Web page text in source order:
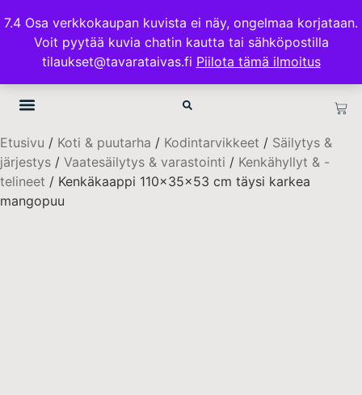
7.4 Osa verkkokaupan kuvista ei näy, ongelmaa korjataan.
Voit pyytää kuvia chatin kautta tai sähköpostilla
tilaukset@tavarataivas.fi Piilota tämä ilmoitus
ILMAINEN TOIMITUS 100€ TILAUKSISSA
TAVARATAIVAS.FI
Etusivu / Koti & puutarha / Kodintarvikkeet / Säilytys &
järjestys / Vaatesäilytys & varastointi / Kenkähyllyt & -
telineet / Kenkäkaappi 110x35x53 cm täysi karkea
mangopuu